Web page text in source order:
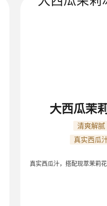
大西瓜茉
清爽解腻
真实西瓜
真实西瓜汁，搭配现萃茉莉花